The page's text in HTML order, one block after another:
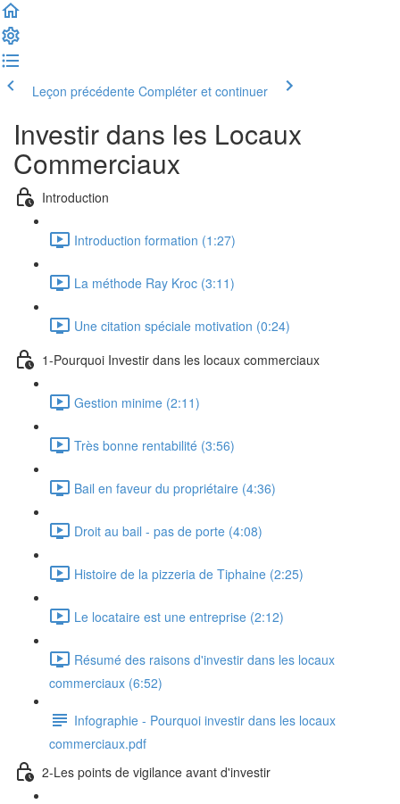
Leçon précédente Compléter et continuer
Investir dans les Locaux
Commerciaux
Introduction
Introduction formation (1:27)
La méthode Ray Kroc (3:11)
Une citation spéciale motivation (0:24)
1-Pourquoi Investir dans les locaux commerciaux
Gestion minime (2:11)
Très bonne rentabilité (3:56)
Bail en faveur du propriétaire (4:36)
Droit au bail - pas de porte (4:08)
Histoire de la pizzeria de Tiphaine (2:25)
Le locataire est une entreprise (2:12)
Résumé des raisons d'investir dans les locaux
commerciaux (6:52)
Infographie - Pourquoi investir dans les locaux
commerciaux.pdf
2-Les points de vigilance avant d'investir